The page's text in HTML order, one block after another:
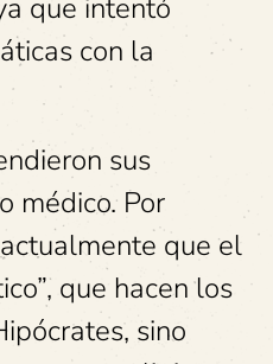
que intentó
con la
sus
médico. Por
que el
que hacen los
sino